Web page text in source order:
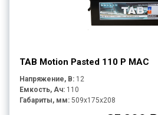
TAB Motion Pasted 110 P MAC
Напряжение, В: 12
Емкость, Ач: 110
Габариты, мм: 509x175x208